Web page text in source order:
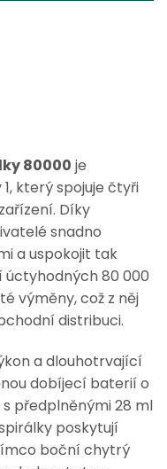
80000 je
který spojuje čtyři
Díky
snadno
a uspokojit tak
úctyhodných 80 000
výměny, což z něj
distribuci.
a dlouhotrvající
dobíjecí baterií o
předplněnými 28 ml
poskytují
boční chytrý